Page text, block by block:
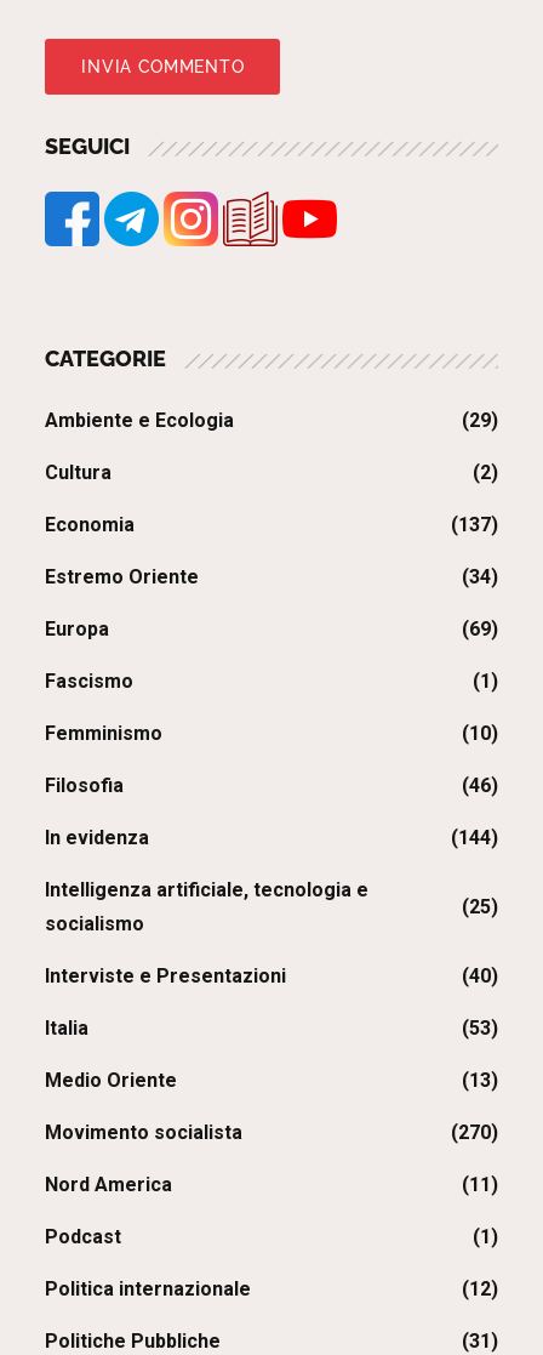
SEGUICI
CATEGORIE
Ambiente e Ecologia (29)
Cultura (2)
Economia (137)
Estremo Oriente (34)
Europa (69)
Fascismo (1)
Femminismo (10)
Filosofia (46)
In evidenza (144)
Intelligenza artificiale, tecnologia e
socialismo
(25)
Interviste e Presentazioni (40)
Italia (53)
Medio Oriente (13)
Movimento socialista (270)
Nord America (11)
Podcast (1)
Politica internazionale (12)
Politiche Pubbliche (31)